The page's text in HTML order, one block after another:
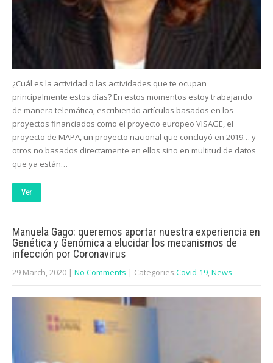
¿Cuál es la actividad o las actividades que te ocupan
principalmente estos días? En estos momentos estoy trabajando
de manera telemática, escribiendo artículos basados en los
proyectos financiados como el proyecto europeo VISAGE, el
proyecto de MAPA, un proyecto nacional que concluyó en 2019… y
otros no basados directamente en ellos sino en multitud de datos
que ya están…
Ver
Manuela Gago: queremos aportar nuestra experiencia en
Genética y Genómica a elucidar los mecanismos de
infección por Coronavirus
29 March, 2020 | No Comments | Categories:Covid-19,News